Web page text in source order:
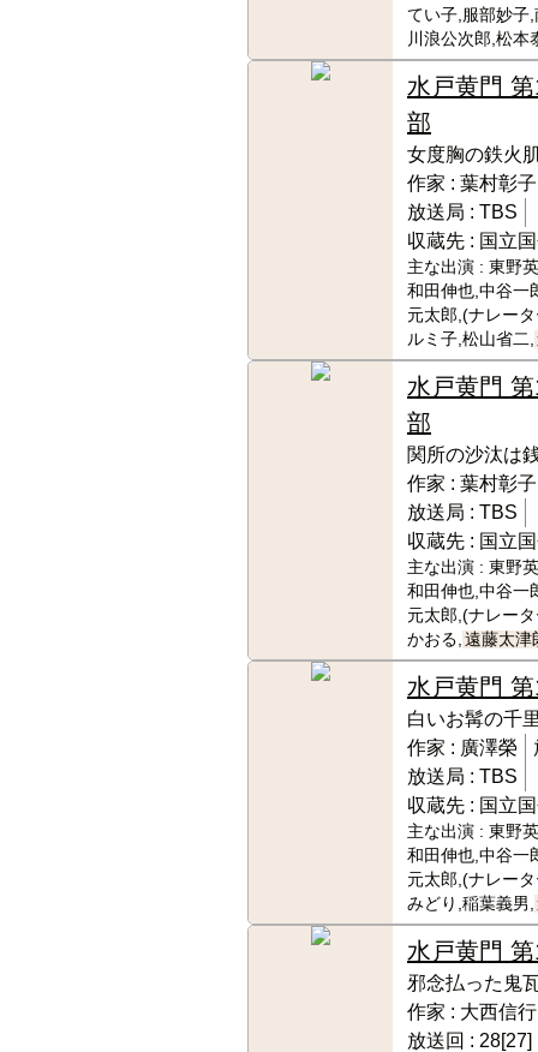
てい子,服部妙子
川浪公次郎,松本
水戸黄門
部
女度胸の鉄火
作家 : 葉村彰子
放送局 : TBS
収蔵先 : 国立
主な出演 : 東野
和田伸也,中谷一
元太郎,(ナレー
ルミ子,松山省二,
水戸黄門
部
関所の沙汰は
作家 : 葉村彰子
放送局 : TBS
収蔵先 : 国立
主な出演 : 東野
和田伸也,中谷一
元太郎,(ナレー
かおる, 遠藤太津
水戸黄門
白いお髯の千
作家 : 廣澤榮
放送局 : TBS
収蔵先 : 国立
主な出演 : 東野
和田伸也,中谷一
元太郎,(ナレー
みどり,稲葉義男,
水戸黄門
邪念払った鬼
作家 : 大西信行
放送回 : 28[27]